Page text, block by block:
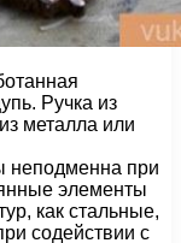
Ручка из
металла или
неподменна при
элементы
как стальные,
содействии с